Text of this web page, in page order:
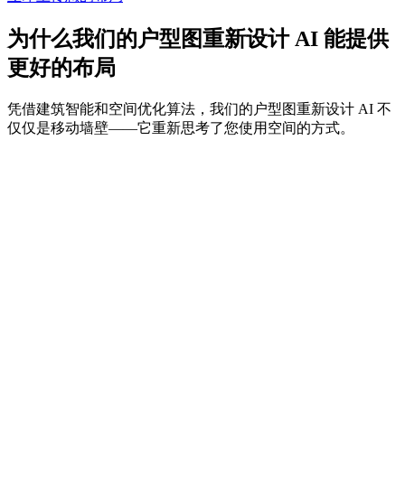
为什么我们的户型图重新设计 AI 能提供
更好的布局
凭借建筑智能和空间优化算法，我们的户型图重新设计 AI 不
仅仅是移动墙壁——它重新思考了您使用空间的方式。